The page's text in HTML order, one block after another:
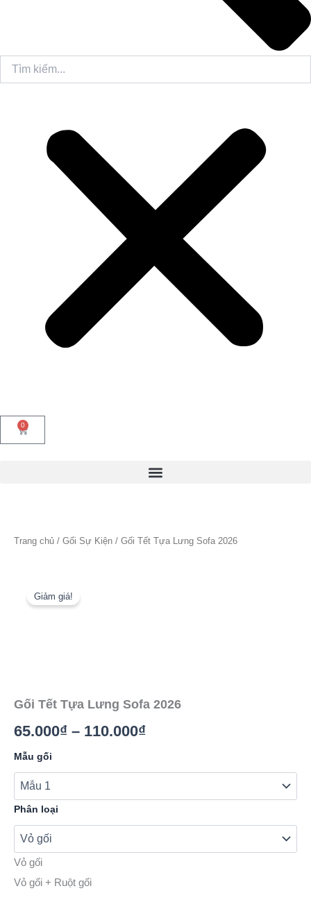
0
Cart
Trang chủ / Gối Sự Kiện / Gối Tết Tựa Lưng Sofa 2026
Giảm giá!
Gối Tết Tựa Lưng Sofa 2026
65.000₫ – 110.000₫Khoảng
65.000₫
đến
110.000₫
Mẫu gối
Phân loại
Vỏ gối
Vỏ gối + Ruột gối
Gối
Tựa
Sofa
2026
số
lượng